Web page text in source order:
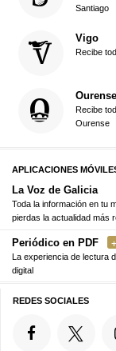
Santiago
Vigo
Recibe
Ourense
Recibe
Ourense
APLICACIONES
La Voz de Galicia
Toda la información en tu
pierdas la actualidad más
Periódico en PDF
La experiencia de lectura
digital
REDES SOCIALES